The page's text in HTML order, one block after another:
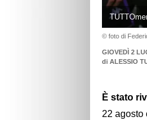
© foto di
GIOVEDÌ 2
di ALESSIO
È stato
22 agosto